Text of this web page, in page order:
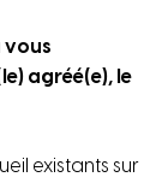
vous
agréé(e), le
existants sur